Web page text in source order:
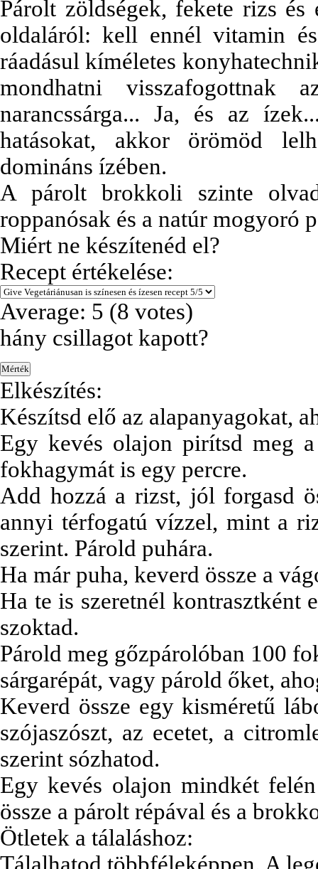
Párolt zöldségek, fekete rizs
oldaláról: kell ennél vitamin
ráadásul kíméletes
mondhatni visszafogottnak
narancssárga... Ja, és az
hatásokat, akkor örömöd
domináns ízében.
A párolt brokkoli szinte
roppanósak és a natúr mogyoró
Miért ne készítenéd el?
Recept értékelése:
Average: 5 (8 votes)
hány csillagot kapott?
Elkészítés:
Készítsd elő az alapanyagokat,
Egy kevés olajon pirítsd meg
fokhagymát is egy percre.
Add hozzá a rizst, jól forgasd
annyi térfogatú vízzel, mint a
szerint. Párold puhára.
Ha már puha, keverd össze a
Ha te is szeretnél kontrasztként
szoktad.
Párold meg gőzpárolóban 100
sárgarépát, vagy párold őket,
Keverd össze egy kisméretű
szójaszószt, az ecetet, a
szerint sózhatod.
Egy kevés olajon mindkét
össze a párolt répával és a
Ötletek a tálaláshoz: